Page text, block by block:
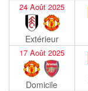
24 Août 2025
Extérieur
17 Août 2025
Domicile